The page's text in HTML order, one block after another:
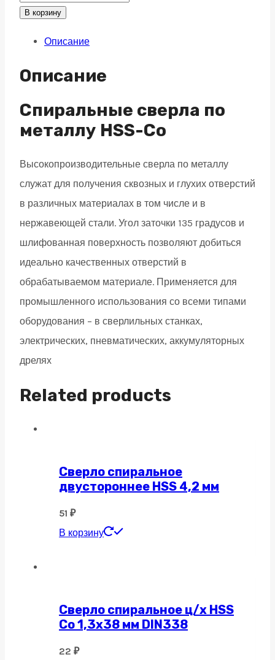
спиральное
11,5х142
мм
quantity
В корзину
Описание
Описание
Спиральные сверла по
металлу HSS-Co
Высокопроизводительные сверла по металлу
служат для получения сквозных и глухих отверстий
в различных материалах в том числе и в
нержавеющей стали. Угол заточки 135 градусов и
шлифованная поверхность позволяют добиться
идеально качественных отверстий в
обрабатываемом материале. Применяется для
промышленного использования со всеми типами
оборудования – в сверлильных станках,
электрических, пневматических, аккумуляторных
дрелях
Related products
Сверло спиральное
двустороннее HSS 4,2 мм
51 ₽
В корзину
Сверло спиральное ц/х HSS
Co 1,3х38 мм DIN338
22 ₽